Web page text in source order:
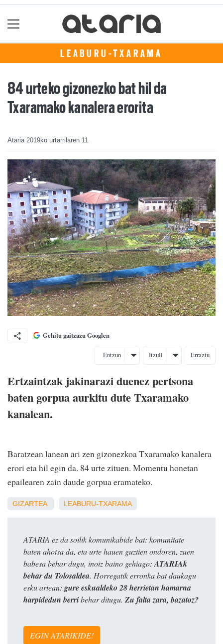
LEABURU-TXARAMA
84 urteko gizonezko bat hil da
Txaramako kanalera erorita
Ataria 2019ko urtarrilaren 11
Gehitu gaitzazu Googlen
Entzun Itzuli Erraztu
Ertzaintzak jakinarazi duenez pertsona
baten gorpua aurkitu dute Txaramako
kanalean.
Baratzean lanean ari zen gizonezkoa Txaramako kanalera
erori eta hil egin da. 84 urte zituen. Momentu honetan
epailearen zain daude gorpua eramateko.
GIZARTEA LEABURU-TXARAMA
ATARIA ez da soilik komunikabide bat: komunitate
baten ahotsa da, eta urte hauen guztien ondoren, zuen
babesa behar dugu, inoiz baino gehiago: ATARIAk
behar du Tolosaldea. Horregatik erronka bat daukagu
esku artean: gure eskualdeko 28 herrietan hamarna
harpidedun berribehar ditugu. Zu falta zara, bazatoz?
EGIN ATARIKIDE!